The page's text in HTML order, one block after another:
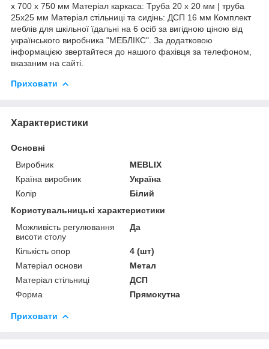
х 700 х 750 мм Матеріал каркаса: Труба 20 х 20 мм | труба
25х25 мм Матеріал стільниці та сидінь: ДСП 16 мм Комплект
меблів для шкільної їдальні на 6 осіб за вигідною ціною від
українського виробника "МЕБЛІКС". За додатковою
інформацією звертайтеся до нашого фахівця за телефоном,
вказаним на сайті.
Приховати
Характеристики
Основні
Виробник
MEBLIX
Країна виробник
Україна
Колір
Білий
Користувальницькі характеристики
Можливість регулювання
висоти столу
Да
Кількість опор
4 (шт)
Матеріал основи
Метал
Матеріал стільниці
ДСП
Форма
Прямокутна
Приховати